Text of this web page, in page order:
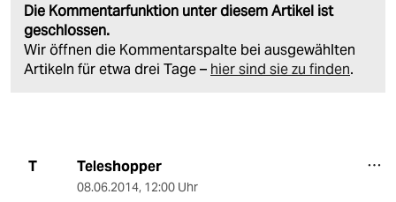
Die Kommentarfunktion unter diesem Artikel ist
geschlossen.
Wir öffnen die Kommentarspalte bei ausgewählten
Artikeln für etwa drei Tage – hier sind sie zu finden.
T Teleshopper
08.06.2014, 12:00 Uhr